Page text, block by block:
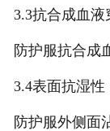
3.3抗合成血液
防护服抗合成
3.4表面抗湿性
防护服外侧面